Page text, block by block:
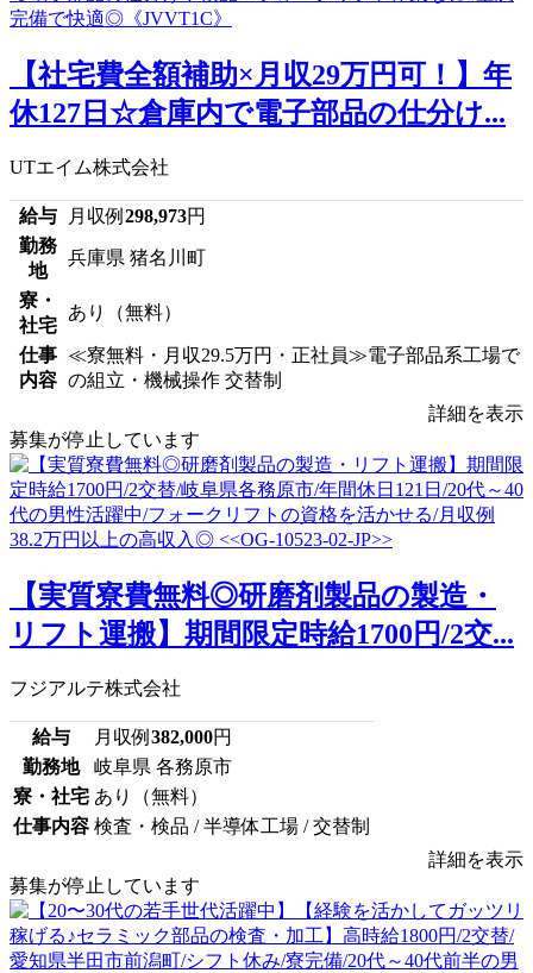
【社宅費全額補助×月収29万円可！】年
休127日☆倉庫内で電子部品の仕分け...
UTエイム株式会社
給与 月収例 298,973円
勤務
地
兵庫県 猪名川町
寮・
社宅
あり（無料）
仕事
内容
≪寮無料・月収29.5万円・正社員≫電子部品系工場で
の組立・機械操作 交替制
詳細を表示
募集が停止しています
【実質寮費無料◎研磨剤製品の製造・
リフト運搬】期間限定時給1700円/2交...
フジアルテ株式会社
給与 月収例 382,000円
勤務地
岐阜県 各務原市
寮・社宅 あり（無料）
仕事内容 検査・検品 / 半導体工場 / 交替制
詳細を表示
募集が停止しています